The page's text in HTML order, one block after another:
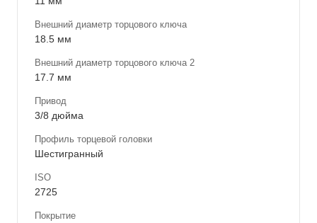
Внешний диаметр торцового ключа
18.5 мм
Внешний диаметр торцового ключа 2
17.7 мм
Привод
3/8 дюйма
Профиль торцевой головки
Шестигранный
ISO
2725
Покрытие